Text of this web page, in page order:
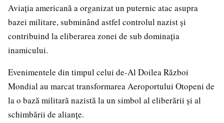
Aviația americană a organizat un puternic atac asupra
bazei militare, subminând astfel controlul nazist și
contribuind la eliberarea zonei de sub dominația
inamicului.
Evenimentele din timpul celui de-Al Doilea Război
Mondial au marcat transformarea Aeroportului Otopeni de
la o bază militară nazistă la un simbol al eliberării și al
schimbării de alianțe.